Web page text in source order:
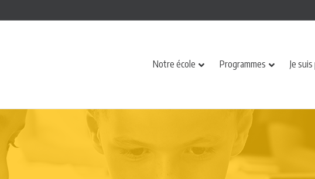
Notre école Programmes Je